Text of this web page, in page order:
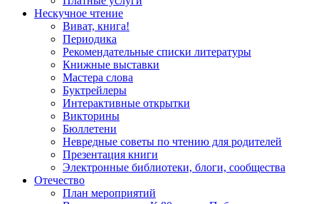
Нескучное чтение
Виват, книга!
Периодика
Рекомендательные списки литературы
Книжные выставки
Мастера слова
Буктрейлеры
Интерактивные открытки
Викторины
Бюллетени
Невредные советы по чтению для родителей
Презентация книги
Электронные библиотеки, блоги, сообщества
Отечество
План мероприятий